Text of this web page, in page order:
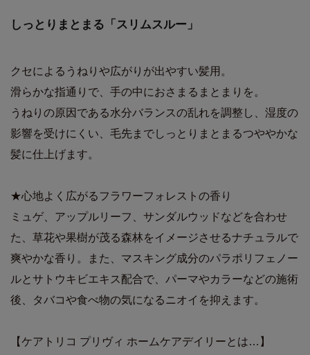
しっとりまとまる「スリムスルー」
クセによるうねりや広がりが出やすい髪用。
滑らかな指通りで、手の中におさまるまとまりを。
うねりの原因である水分バランスの乱れを調整し、湿度の
影響を受けにくい、毛先までしっとりまとまるつややかな
髪に仕上げます。
★心地よく広がるフラワーフォレストの香り
ミュゲ、アップルリーフ、サンダルウッドなどを合わせ
た、草花や果樹が茂る森林をイメージさせるナチュラルで
爽やかな香り。また、マスキング成分のパラポリフェノー
ルとサトウキビエキス配合で、パーマやカラーなどの施術
後、タバコや食べ物の気になるニオイを抑えます。
【ケアトリコ プリヴィ ホームケアデイリーとは…】